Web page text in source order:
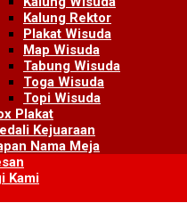
Kalung Rektor
Plakat Wisuda
Map Wisuda
Tabung Wisuda
Toga Wisuda
Topi Wisuda
Plakat
Kejuaraan
Nama Meja
Kami